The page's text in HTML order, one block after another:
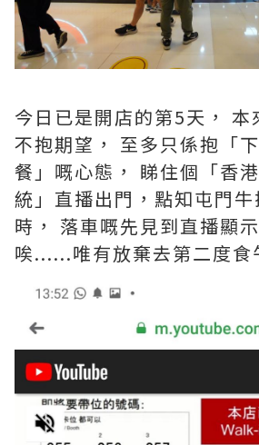
今日已是開店的第5天， 本
不抱期望， 至多只係抱「
餐」嘅心態， 睇住個「香
統」直播出門，點知屯門
時， 落車嘅先見到直播顯
唉......唯有放棄去第二度食